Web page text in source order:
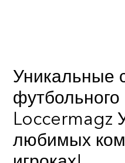
Уникальные
Loccermagz
любимых